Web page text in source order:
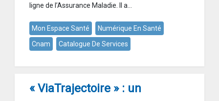
ligne de l’Assurance Maladie. Il a...
Mon Espace Santé
Numérique En Santé
Cnam
Catalogue De Services
« ViaTrajectoire » : un